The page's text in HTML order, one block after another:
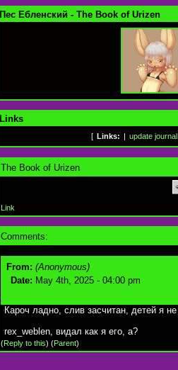
Пес Ебленский - The Book of Urizen
Links
[ Links: update journal
The Book of Urizen
Link
Comments:
From: (Anonymous)
Date: May 4th, 2025 - 04:00 pm
Кароч ладно, слив засчитан, детей я
rex_weblen, видал как я его, а?
(Reply to this) (Parent)